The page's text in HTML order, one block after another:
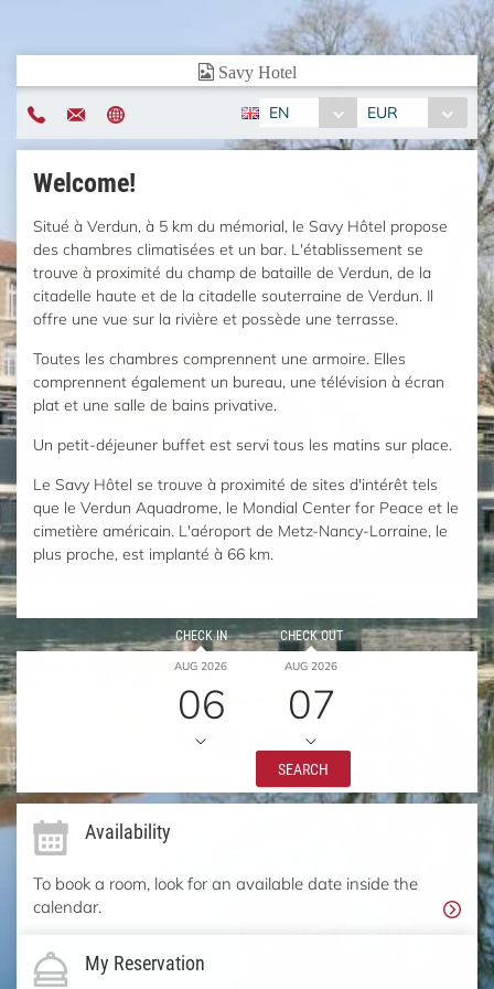
EN EUR
Welcome!
Situé à Verdun, à 5 km du mémorial, le Savy Hôtel propose
des chambres climatisées et un bar. L'établissement se
trouve à proximité du champ de bataille de Verdun, de la
citadelle haute et de la citadelle souterraine de Verdun. Il
offre une vue sur la rivière et possède une terrasse.
Toutes les chambres comprennent une armoire. Elles
comprennent également un bureau, une télévision à écran
plat et une salle de bains privative.
Un petit-déjeuner buffet est servi tous les matins sur place.
Le Savy Hôtel se trouve à proximité de sites d'intérêt tels
que le Verdun Aquadrome, le Mondial Center for Peace et le
cimetière américain. L'aéroport de Metz-Nancy-Lorraine, le
plus proche, est implanté à 66 km.
CHECK IN
AUG 2026
06
CHECK OUT
AUG 2026
07
SEARCH
Availability
To book a room, look for an available date inside the
calendar.
My Reservation